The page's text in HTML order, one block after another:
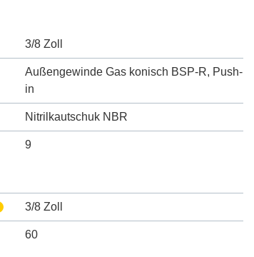
3/8 Zoll
Außengewinde Gas konisch BSP-R, Push-
in
Nitrilkautschuk NBR
9
3/8 Zoll
60